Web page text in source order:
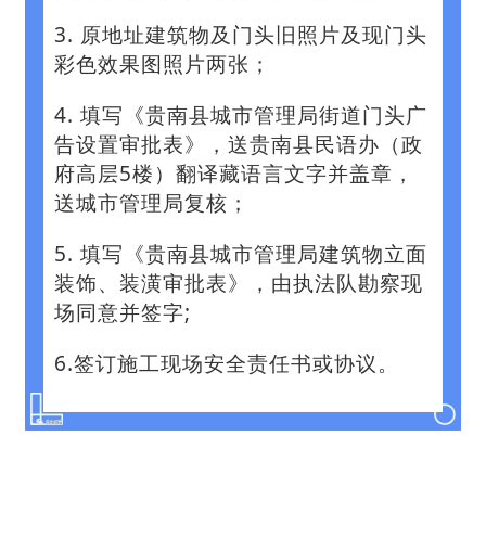
3. 原地址建筑物及门头旧照片及现门头
彩色效果图照片两张；
4. 填写《贵南县城市管理局街道门头广
告设置审批表》，送贵南县民语办（政
府高层5楼）翻译藏语言文字并盖章，
送城市管理局复核；
5. 填写《贵南县城市管理局建筑物立面
装饰、装潢审批表》，由执法队勘察现
场同意并签字;
6.签订施工现场安全责任书或协议。‍